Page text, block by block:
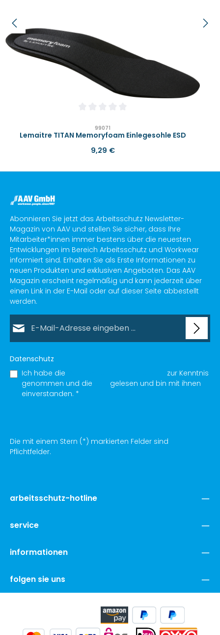
99071
Lemaitre TITAN Memoryfoam Einlegesohle ESD
Regulärer Preis:
9,29 €
Abonnieren Sie jetzt das Arbeitsschutz Newsletter-
Magazin von AAV und stellen Sie sicher, dass Ihre
Mitarbeiter*innen immer bestens über die neuesten
Entwicklungen im Bereich Arbeitsschutz und Workwear
informiert sind. Erhalten Sie als Erste Informationen zu
neuen Produkten und exklusiven Angeboten. Das AAV
Magazin erscheint regelmäßig und kann jederzeit über
einen Link in der E-Mail oder auf dieser Seite abbestellt
werden.
Datenschutz
Ich habe die
zur Kenntnis
genommen und die
gelesen und bin mit ihnen
einverstanden. *
Die mit einem Stern (*) markierten Felder sind
Pflichtfelder.
arbeitsschutz-hotline
service
informationen
folgen sie uns